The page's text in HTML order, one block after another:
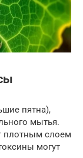
пятна),
мытья.
плотным слоем
могут